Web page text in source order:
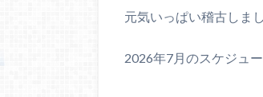
元気いっぱい稽古しま
2026年7月のスケジュ